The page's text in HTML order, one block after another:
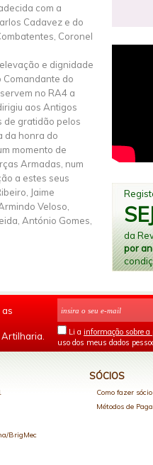
com a
Cadavez e do
Coronel
e dignidade
Comandante do
no RA4 a
aos Antigos
de gratidão pelos
da honra do
momento de
Armadas, num
a estes seus
Jaime
Veloso,
António Gomes,
da
por
Li a informação sobre a
uso dos meus dados
BrigMec
SÓCIOS
Como fazer sócio
Métodos de